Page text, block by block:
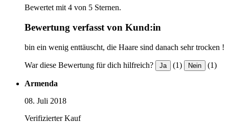
Bewertet mit 4 von 5 Sternen.
Bewertung verfasst von Kund:in
bin ein wenig enttäuscht, die Haare sind danach sehr trocken !
War diese Bewertung für dich hilfreich? Ja (1) Nein (1)
Armenda
08. Juli 2018
Verifizierter Kauf